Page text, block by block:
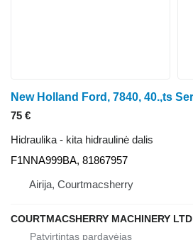
75 €
Hidraulika - kita hidraulinė dalis
F1NNA999BA, 81867957
Airija, Courtmacsherry
COURTMACSHERRY MACHINERY LTD